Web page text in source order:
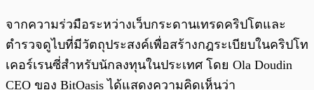
จากความร่วมือระหว่างเว็บกระดานเทรดคริปโตและ
ตำรวจดูไบที่มีวัตถุประสงค์เพื่อสร้างกฎระเบียบในคริปโท
เคอร์เรนซี่สำหรับนักลงทุนในประเทศ โดย Ola Doudin
CEO ของ BitOasis ได้แสดงความคิดเห็นว่า